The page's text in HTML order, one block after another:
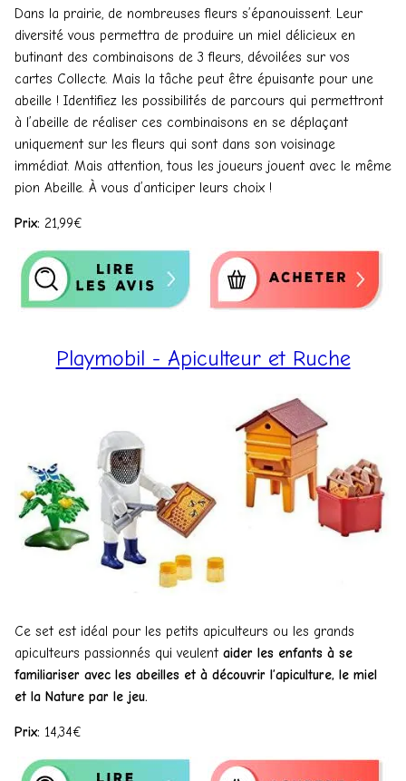
Dans la prairie, de nombreuses fleurs s’épanouissent. Leur
diversité vous permettra de produire un miel délicieux en
butinant des combinaisons de 3 fleurs, dévoilées sur vos
cartes Collecte. Mais la tâche peut être épuisante pour une
abeille ! Identifiez les possibilités de parcours qui permettront
à l’abeille de réaliser ces combinaisons en se déplaçant
uniquement sur les fleurs qui sont dans son voisinage
immédiat. Mais attention, tous les joueurs jouent avec le même
pion Abeille. À vous d’anticiper leurs choix !​
Prix: 21,99€
Playmobil - Apiculteur et Ruche
Ce set est idéal pour les petits apiculteurs ou les grands
apiculteurs passionnés qui veulent aider les enfants à se
familiariser avec les abeilles et à découvrir l’apiculture, le miel
et la Nature par le jeu.
Prix: 14,34€